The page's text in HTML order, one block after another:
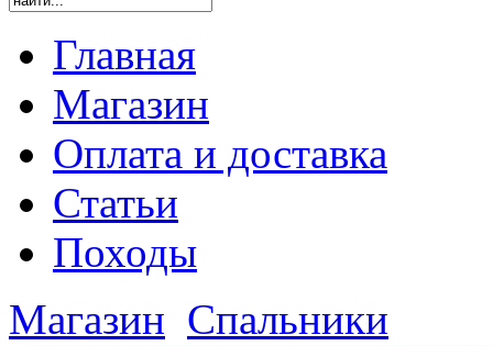
Главная
Магазин
Оплата и доставка
Статьи
Походы
Магазин Спальники